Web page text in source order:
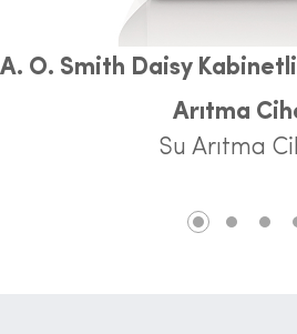
A. O. Smith Daisy
Arıtma
Su Arıtma